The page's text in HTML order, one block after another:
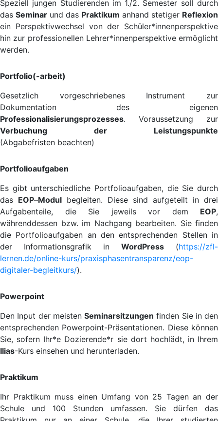
Speziell jungen Studierenden im 1./2. Semester soll durch
das Seminar und das Praktikum anhand stetiger Reflexion
ein Perspektivwechsel von der Schüler*innenperspektive
hin zur professionellen Lehrer*innenperspektive ermöglicht
werden.
Portfolio(-arbeit)
Gesetzlich vorgeschriebenes Instrument zur
Dokumentation des eigenen
Professionalisierungsprozesses. Voraussetzung zur
Verbuchung der Leistungspunkte
(Abgabefristen beachten)
Portfolioaufgaben
Es gibt unterschiedliche Portfolioaufgaben, die Sie durch
das EOP–Modul begleiten. Diese sind aufgeteilt in drei
Aufgabenteile, die Sie jeweils vor dem EOP,
währenddessen bzw. im Nachgang bearbeiten. Sie finden
die Portfolioaufgaben an den entsprechenden Stellen in
der Informationsgrafik in WordPress (https://zfl-
lernen.de/online-kurs/praxisphasentransparenz/eop-
digitaler-begleitkurs/).
Powerpoint
Den Input der meisten Seminarsitzungen finden Sie in den
entsprechenden Powerpoint-Präsentationen. Diese können
Sie, sofern Ihr*e Dozierende*r sie dort hochlädt, in Ihrem
Ilias-Kurs einsehen und herunterladen.
Praktikum
Ihr Praktikum muss einen Umfang von 25 Tagen an der
Schule und 100 Stunden umfassen. Sie dürfen das